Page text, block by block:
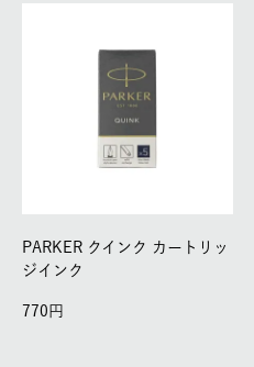
PARKER クインク カートリッ
ジインク
770